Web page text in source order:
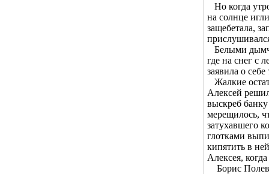
Но когда
на солнце
защебетала,
Белыми
где на снег с
заявила о
Жалкие
Алексей
выскреб
мерещилось,
затухавшего
глотками
кипятить в
Алексея,
Борис